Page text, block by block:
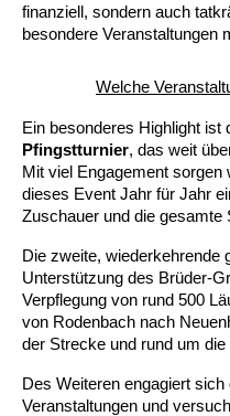
finanziell, sondern auch
besondere Veranstaltungen
Welche
Ein besonderes Highlight ist
Pfingstturnier, das weit
Mit viel Engagement sorgen
dieses Event Jahr für Jahr
Zuschauer und die gesamte
Die zweite, wiederkehrende
Unterstützung des Brüder-
Verpflegung von rund 500
von Rodenbach nach
der Strecke und rund um
Des Weiteren engagiert
Veranstaltungen und